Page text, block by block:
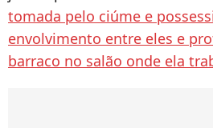
tomada pelo ciúme e
envolvimento entre eles e
barraco no salão onde ela